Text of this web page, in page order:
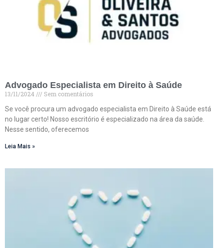
Advogado Especialista em Direito à Saúde
13/11/2024
Sem comentários
Se você procura um advogado especialista em Direito à Saúde está
no lugar certo! Nosso escritório é especializado na área da saúde.
Nesse sentido, oferecemos
Leia Mais »